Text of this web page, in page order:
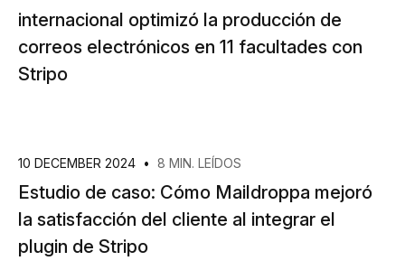
internacional optimizó la producción de
correos electrónicos en 11 facultades con
Stripo
10 DECEMBER 2024 • 8 MIN. LEÍDOS
Estudio de caso: Cómo Maildroppa mejoró
la satisfacción del cliente al integrar el
plugin de Stripo